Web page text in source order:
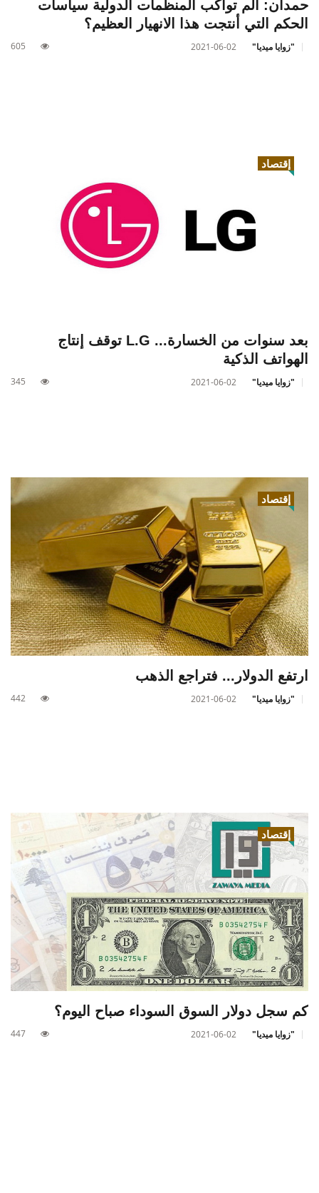
حمدان: ألم تواكب المنظّمات الدولية سياسات
الحكم التي أنتجت هذا الانهيار العظيم؟
"زوايا ميديا" 2021-06-02
605
إقتصاد
بعد سنوات من الخسارة... L.G توقف إنتاج
الهواتف الذكية
"زوايا ميديا" 2021-06-02
345
إقتصاد
ارتفع الدولار... فتراجع الذهب
"زوايا ميديا" 2021-06-02
442
إقتصاد
كم سجل دولار السوق السوداء صباح اليوم؟
"زوايا ميديا" 2021-06-02
447